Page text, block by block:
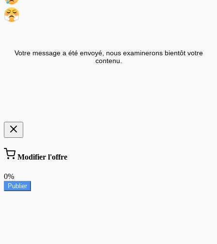
Votre message a été envoyé, nous examinerons bientôt votre
contenu.
Modifier l'offre
0%
Publier